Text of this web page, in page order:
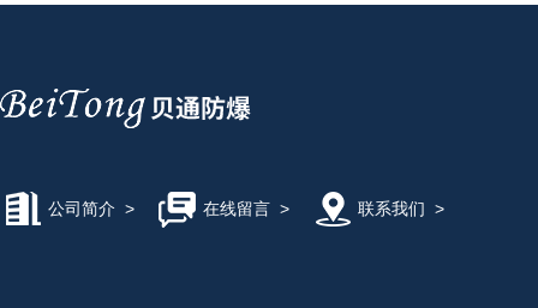
公司简介 > 在线留言> 联系我们 >